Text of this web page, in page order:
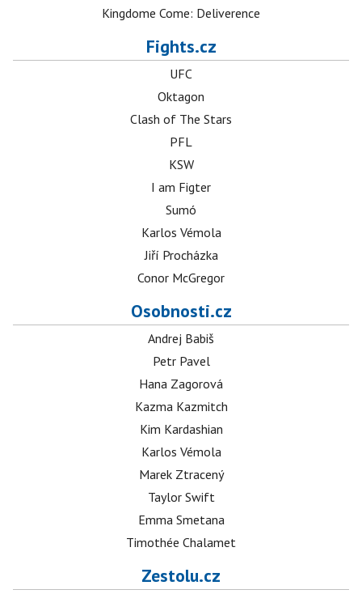
Kingdome Come: Deliverence
Fights.cz
UFC
Oktagon
Clash of The Stars
PFL
KSW
I am Figter
Sumó
Karlos Vémola
Jiří Procházka
Conor McGregor
Osobnosti.cz
Andrej Babiš
Petr Pavel
Hana Zagorová
Kazma Kazmitch
Kim Kardashian
Karlos Vémola
Marek Ztracený
Taylor Swift
Emma Smetana
Timothée Chalamet
Zestolu.cz